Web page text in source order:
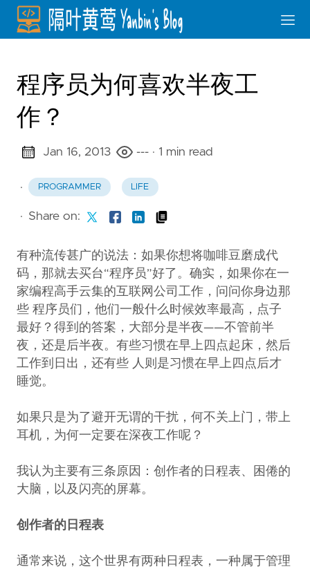
程序员为何喜欢半夜工
作？
Jan 16, 2013 --- · 1 min read
· PROGRAMMER LIFE
· Share on:
有种流传甚广的说法：如果你想将咖啡豆磨成代
码，那就去买台“程序员”好了。确实，如果你在一
家编程高手云集的互联网公司工作，问问你身边那
些 程序员们，他们一般什么时候效率最高，点子
最好？得到的答案，大部分是半夜——不管前半
夜，还是后半夜。有些习惯在早上四点起床，然后
工作到日出，还有些 人则是习惯在早上四点后才
睡觉。
如果只是为了避开无谓的干扰，何不关上门，带上
耳机，为何一定要在深夜工作呢？
我认为主要有三条原因：创作者的日程表、困倦的
大脑，以及闪亮的屏幕。
创作者的日程表
通常来说，这个世界有两种日程表，一种属于管理